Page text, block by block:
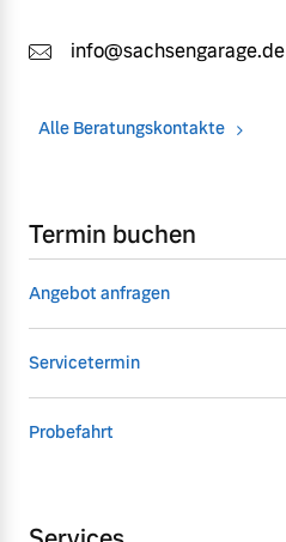
info@sachsengarage.de
Alle Beratungskontakte
Termin buchen
Angebot anfragen
Servicetermin
Probefahrt